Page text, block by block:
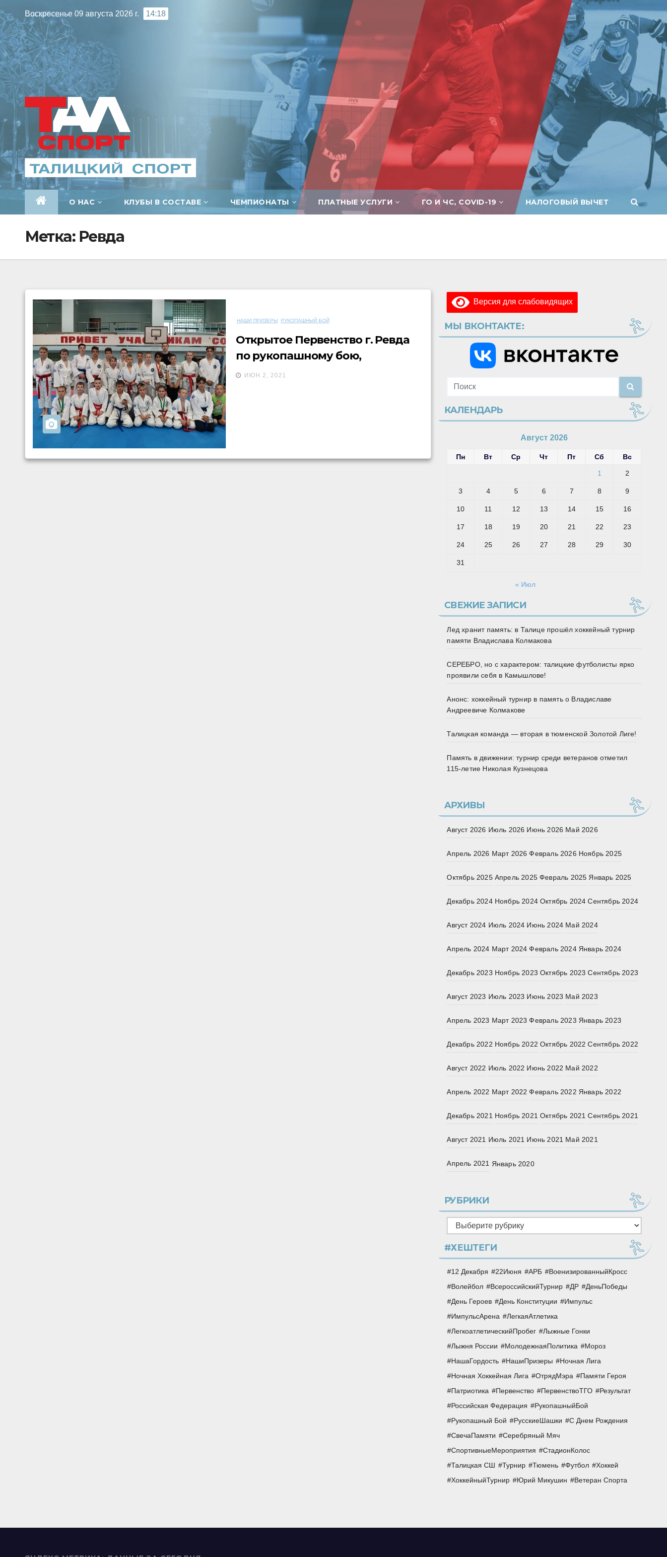
к
содержимому
Воскресенье 09 августа 2026 г. 14:18
О НАС КЛУБЫ В СОСТАВЕ ЧЕМПИОНАТЫ ПЛАТНЫЕ УСЛУГИ ГО И ЧС, COVID-19 НАЛОГОВЫЙ ВЫЧЕТ
Метка: Ревда
НАШИ ПРИЗЕРЫ РУКОПАШНЫЙ БОЙ
Открытое Первенство г. Ревда
по рукопашному бою,
посвящённое Дню
ИЮН 2, 2021
Версия для слабовидящих
МЫ ВКОНТАКТЕ:
КАЛЕНДАРЬ
Август 2026
Пн Вт Ср Чт Пт Сб Вс
1 2
3 4 5 6 7 8 9
10 11 12 13 14 15 16
17 18 19 20 21 22 23
24 25 26 27 28 29 30
31
« Июл
СВЕЖИЕ ЗАПИСИ
Лед хранит память: в Талице прошёл хоккейный турнир
памяти Владислава Колмакова
СЕРЕБРО, но с характером: талицкие футболисты ярко
проявили себя в Камышлове!
Анонс: хоккейный турнир в память о Владиславе
Андреевиче Колмакове
Талицкая команда — вторая в тюменской Золотой Лиге!
Память в движении: турнир среди ветеранов отметил
115‑летие Николая Кузнецова
АРХИВЫ
Август 2026 Июль 2026 Июнь 2026 Май 2026
Апрель 2026 Март 2026 Февраль 2026 Ноябрь 2025
Октябрь 2025 Апрель 2025 Февраль 2025 Январь 2025
Декабрь 2024 Ноябрь 2024 Октябрь 2024 Сентябрь 2024
Август 2024 Июль 2024 Июнь 2024 Май 2024
Апрель 2024 Март 2024 Февраль 2024 Январь 2024
Декабрь 2023 Ноябрь 2023 Октябрь 2023 Сентябрь 2023
Август 2023 Июль 2023 Июнь 2023 Май 2023
Апрель 2023 Март 2023 Февраль 2023 Январь 2023
Декабрь 2022 Ноябрь 2022 Октябрь 2022 Сентябрь 2022
Август 2022 Июль 2022 Июнь 2022 Май 2022
Апрель 2022 Март 2022 Февраль 2022 Январь 2022
Декабрь 2021 Ноябрь 2021 Октябрь 2021 Сентябрь 2021
Август 2021 Июль 2021 Июнь 2021 Май 2021
Апрель 2021 Январь 2020
РУБРИКИ
Рубрики
#ХЕШТЕГИ
12 Декабря 22Июня АРБ
ВоенизированныйКросс
Волейбол
ВсероссийскийТурнир ДР
ДеньПобеды
День Героев
День Конституции
Импульс
ИмпульсАрена
ЛегкаяАтлетика
ЛегкоатлетическийПробег
Лыжные Гонки
Лыжня России
МолодежнаяПолитика
Мороз
НашаГордость
НашиПризеры
Ночная Лига
Ночная Хоккейная Лига
ОтрядМэра
Памяти Героя
Патриотика
Первенство ПервенствоТГО
Результат
Российская Федерация
РукопашныйБой
Рукопашный Бой
РусскиеШашки
С Днем Рождения
СвечаПамяти
Серебряный Мяч
СпортивныеМероприятия
СтадионКолос
Талицкая СШ
Турнир Тюмень Футбол
Хоккей
ХоккейныйТурнир
Юрий Микушин Ветеран Спорта